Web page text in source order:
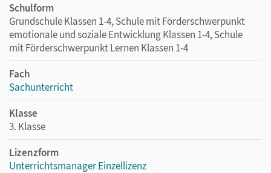
Schulform
Grundschule Klassen 1-4, Schule mit Förderschwerpunkt
emotionale und soziale Entwicklung Klassen 1-4, Schule
mit Förderschwerpunkt Lernen Klassen 1-4
Fach
Sachunterricht
Klasse
3. Klasse
Lizenzform
Unterrichtsmanager Einzellizenz